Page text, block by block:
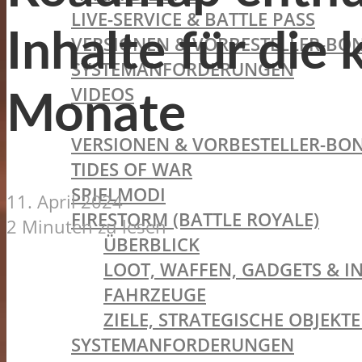
LIVE-SERVICE & BATTLE PASS
VERSIONEN & VORBESTELLER-
SYSTEMANFORDERUNGEN
VIDEOS
BATTLEFIELD V
VERSIONEN & VORBESTELLER-
TIDES OF WAR
SPIELMODI
FIRESTORM (BATTLE ROYALE)
ÜBERBLICK
LOOT, WAFFEN, GADGETS &
FAHRZEUGE
ZIELE, STRATEGISCHE
SYSTEMANFORDERUNGEN
Inhalte für die
Monate
11. April 2024
2 Minuten zu lesen